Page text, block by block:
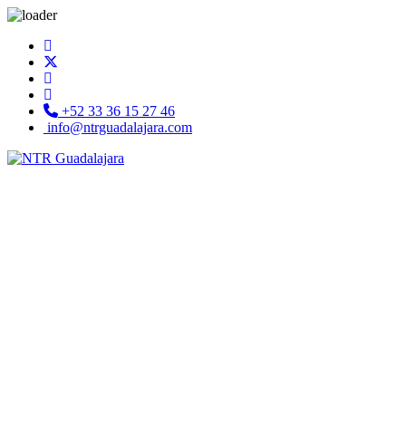
+52 33 36 15 27 46
info@ntrguadalajara.com